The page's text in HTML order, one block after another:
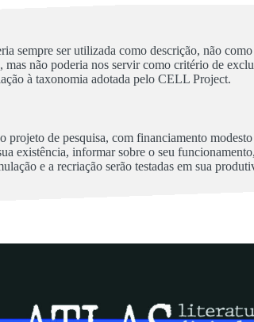
sempre ser utilizada como descrição, não
mas não poderia nos servir como critério de
à taxonomia adotada pelo CELL Project.
projeto de pesquisa, com financiamento
existência, informar sobre o seu
e a recriação serão testadas em sua